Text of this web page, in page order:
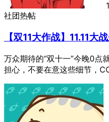
社团热帖
【双11大作战】11.11大
万众期待的“双十一”今晚0点
担心，不要在意这些细节，